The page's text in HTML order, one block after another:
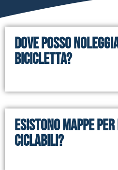
Dove posso
bicicletta?
Esistono mappe
ciclabili?